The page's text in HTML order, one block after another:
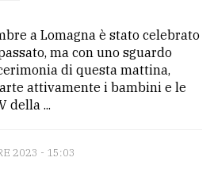
a Lomagna è stato celebrato
ma con uno sguardo
di questa mattina,
attivamente i bambini e le
della ...
2023 - 15:03